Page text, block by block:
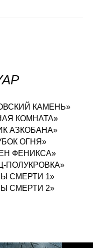
КАМЕНЬ»
КОМНАТА»
АЗКОБАНА»
ОГНЯ»
ФЕНИКСА»
ПОЛУКРОВКА»
СМЕРТИ 1»
СМЕРТИ 2»